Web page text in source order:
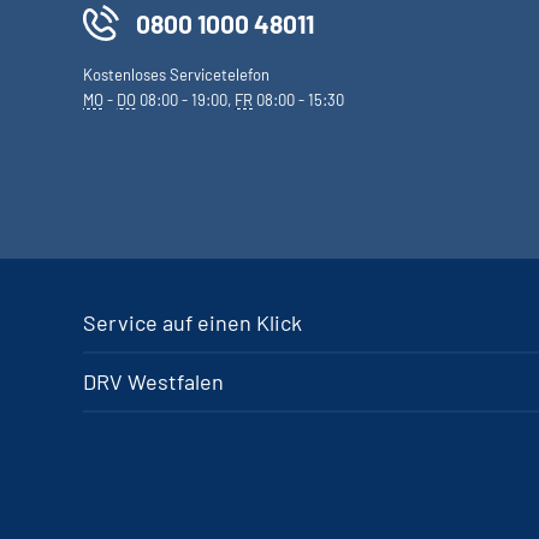
0800 1000 48011
Kostenloses Servicetelefon
MO- DO 08:00 - 19:00, FR 08:00 - 15:30
Service auf einen Klick
DRV Westfalen